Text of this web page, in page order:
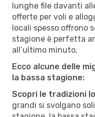
lunghe file davanti
offerte per voli e
locali spesso offrono
stagione è perfetta
all’ultimo minuto.
Ecco alcune delle
la bassa stagione:
Scopri le tradizioni
grandi si svolgano